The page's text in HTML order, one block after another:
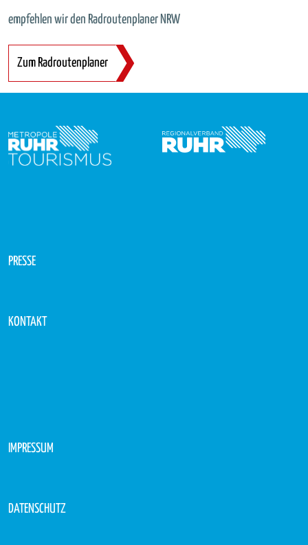
empfehlen wir den Radroutenplaner NRW
Zum Radroutenplaner
PRESSE
KONTAKT
IMPRESSUM
DATENSCHUTZ